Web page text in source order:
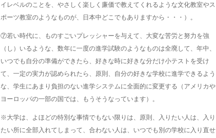
イレベルのことを、やさしく楽しく廉価で教えてくれるような文化教室やス
ポーツ教室のようなものが、日本中どこでもありますから・・・）。
⑦若い時代に、ものすごいプレッシャーを与えて、大変な苦労と努力を強
（し）いるような、数年に一度の進学試験のようなものは全廃して、年中、
いつでも自分の準備ができたら、好きな時に好きな分だけ小テストを受け
て、一定の実力が認められたら、原則、自分の好きな学校に進学できるよう
な、学生にあまり負担のない進学システムに全面的に変更する（アメリカや
ヨーロッパの一部の国では、もうそうなっています）。
※大学は、よほどの特別な事情でもない限りは、原則、入りたい人は、入り
たい所に全部入れてしまって、合わない人は、いつでも別の学校に入り直せ